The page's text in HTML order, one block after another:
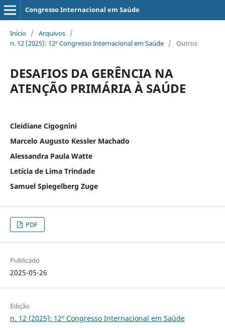
Congresso Internacional em Saúde
Início / Arquivos /
n. 12 (2025): 12º Congresso Internacional em Saúde / Outros
DESAFIOS DA GERÊNCIA NA
ATENÇÃO PRIMÁRIA À SAÚDE
Cleidiane Cigognini
Marcelo Augusto Kessler Machado
Alessandra Paula Watte
Letícia de Lima Trindade
Samuel Spiegelberg Zuge
PDF
Publicado
2025-05-26
Edição
n. 12 (2025): 12º Congresso Internacional em Saúde